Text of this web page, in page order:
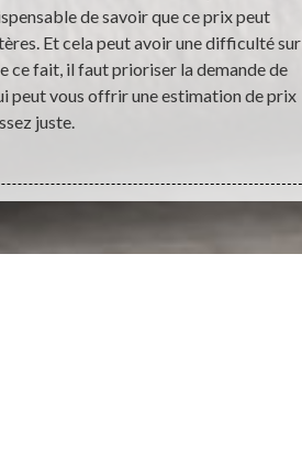
de savoir que ce prix peut
Et cela peut avoir une difficulté sur
ce fait, il faut prioriser la demande de
peut vous offrir une estimation de prix
juste.